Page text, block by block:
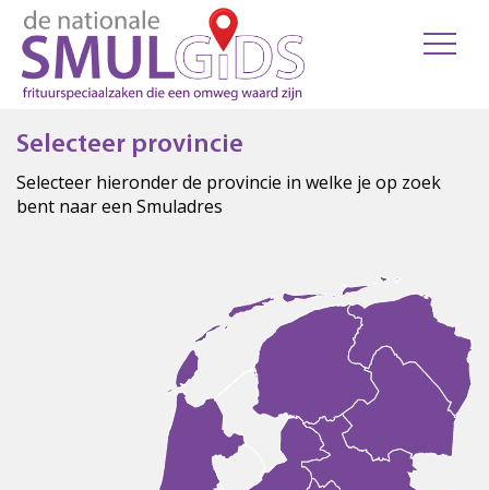
Selecteer provincie
Selecteer hieronder de provincie in welke je op zoek
bent naar een Smuladres